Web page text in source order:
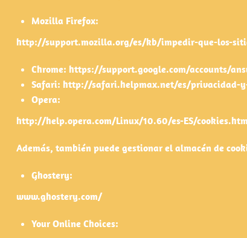
Mozilla Firefox:
http://support.mozilla.org/es/kb/impedir-que-los-
Chrome: https://support.google.com/accounts/
Safari: http://safari.helpmax.net/es/privacidad-
Opera:
http://help.opera.com/Linux/10.60/es-ES/
Además, también puede gestionar el almacén de
Ghostery:
www.ghostery.com/
Your Online Choices: